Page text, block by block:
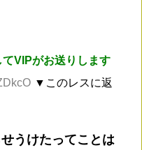
VIPがお送りします
▼このレスに返
うけたってことは